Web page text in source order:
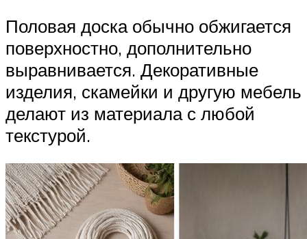
Половая доска обычно обжигается
поверхностно, дополнительно
выравнивается. Декоративные
изделия, скамейки и другую мебель
делают из материала с любой
текстурой.